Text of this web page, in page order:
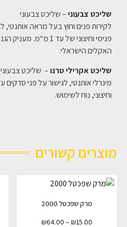
שליכט צבעוני– שליכט צבעוני
לקירות פנים וחוץ בעל מראה אותנטי,
פנימי וחיצוני של עד 1
האקלים הישראלי.
שליכט אקרילי טרנו– שליכט
וחיצוני, נוח לשימוש.
מוצרים קשורים
מרק שפכטל 2000
₪15.00
–
₪64.00